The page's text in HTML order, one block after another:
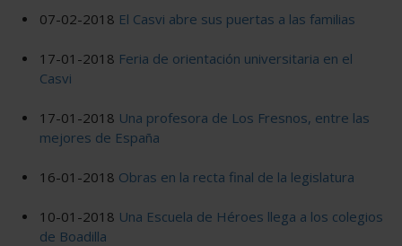
07-02-2018 El Casvi abre sus puertas a las familias
17-01-2018 Feria de orientación universitaria en el
Casvi
17-01-2018 Una profesora de Los Fresnos, entre las
mejores de España
16-01-2018 Obras en la recta final de la legislatura
10-01-2018 Una Escuela de Héroes llega a los colegios
de Boadilla